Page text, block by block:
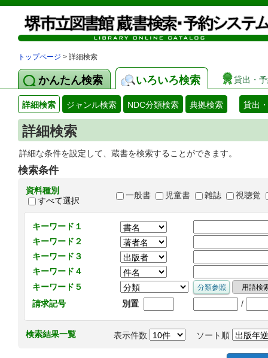
トップページ > 詳細検索
かんたん検索 いろいろ検索 貸出・
詳細検索 ジャンル検索 NDC分類検索 典拠検索 貸出
詳細検索
詳細な条件を設定して、蔵書を検索することができます。
検索条件
資料種別
すべて選択
一般書 児童書 雑誌 視聴覚
キーワード１
キーワード２
キーワード３
キーワード４
キーワード５
請求記号
別置 /
検索結果一覧 表示件数 ソート順